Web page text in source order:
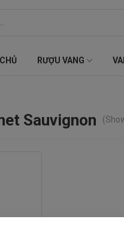
RƯỢU VANG
Sauvignon